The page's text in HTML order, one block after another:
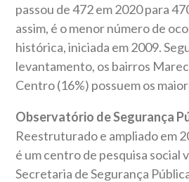
passou de 472 em 2020 para
assim, é o menor número de
histórica, iniciada em 2009.
levantamento, os bairros
Centro (16%) possuem os
Observatório de Segurança
Reestruturado e ampliado em
é um centro de pesquisa social
Secretaria de Segurança